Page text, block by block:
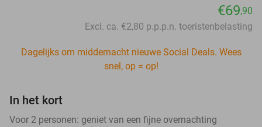
€69,90
Excl. ca. €2,80 p.p.p.n. toeristenbelasting
Dagelijks om middernacht nieuwe Social Deals. Wees
snel, op = op!
In het kort
Voor 2 personen: geniet van een fijne overnachting